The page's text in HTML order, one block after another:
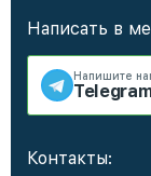
Написать в
Напишите
Контакты: